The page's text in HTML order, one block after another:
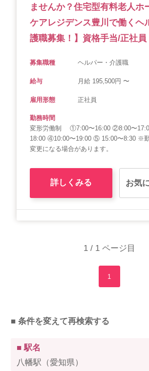
ませんか？住宅型有料老人ホ
ケアレジデンス豊川で働くヘ
護職募集！】資格手当/正社員
募集職種 ヘルパー・介護職
給与 月給 195,500円 〜
雇用形態 正社員
勤務時間
変形労働制 ①7:00〜16:00 ②8:00〜
18:00 ④10:00〜19:00 ⑤ 15:00〜8:30 ※
変更になる場合があります。
詳しくみる お気
1 / 1 ページ目
1
■ 条件を変えて再検索する
■ 駅名
八幡駅（愛知県）